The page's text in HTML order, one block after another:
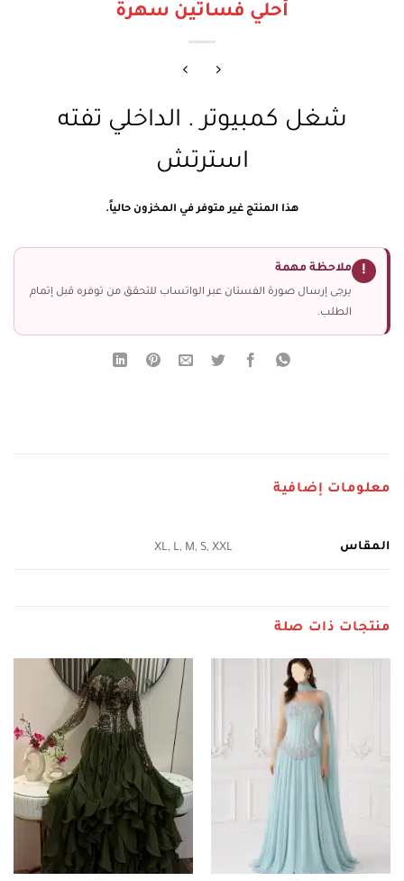
أحلي فساتين سهرة
شغل كمبيوتر . الداخلي تفته
استرتش
هذا المنتج غير متوفر في المخزون حالياً.
! ملاحظة مهمة
يرجى إرسال صورة الفستان عبر الواتساب للتحقق من توفره قبل إتمام
الطلب.
معلومات إضافية
المقاس XL, L, M, S, XXL
منتجات ذات صلة